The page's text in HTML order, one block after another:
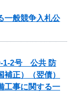
一般競争入札公
1-2号 公共 防
正）（翌債）
工事に関する一